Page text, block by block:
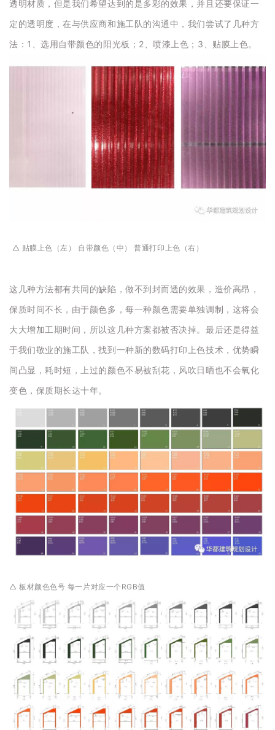
透明材质，但是我们希望达到的是多彩的效果，并且还要保证一
定的透明度，在与供应商和施工队的沟通中，我们尝试了几种方
法：1、选用自带颜色的阳光板；2、喷漆上色；3、贴膜上色。
△ 贴膜上色（左） 自带颜色（中） 普通打印上色（右）
这几种方法都有共同的缺陷，做不到封而透的效果，造价高昂，
保质时间不长，由于颜色多，每一种颜色需要单独调制，这将会
大大增加工期时间，所以这几种方案都被否决掉。最后还是得益
于我们敬业的施工队，找到一种新的数码打印上色技术，优势瞬
间凸显，耗时短，上过的颜色不易被刮花，风吹日晒也不会氧化
变色，保质期长达十年。
△ 板材颜色色号 每一片对应一个RGB值